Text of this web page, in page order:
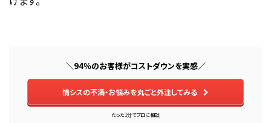
＼94％のお客様がコストダウンを実感／
情シスの不満・お悩みを丸ごと外注してみる
たった1分でプロに相談